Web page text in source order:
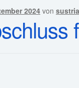
2024 von